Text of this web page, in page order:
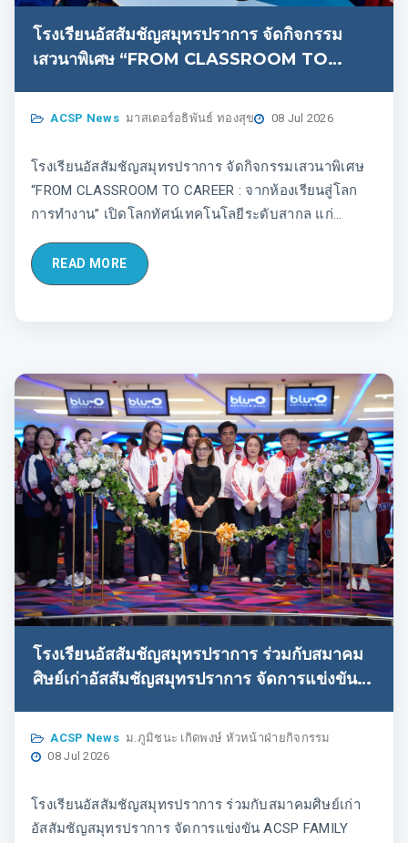
โรงเรียนอัสสัมชัญสมุทรปราการ จัดกิจกรรม
เสวนาพิเศษ “FROM CLASSROOM TO
โลกทัศน์เทคโนโลยีระดับสากล แก่นักเรียนวิชา
อยากมาเล่าให้ฟัง” 🏫❤️
ACSP News มาสเตอร์อธิพันธ์ ทองสุข 08 Jul 2026
โรงเรียนอัสสัมชัญสมุทรปราการ จัดกิจกรรมเสวนาพิเศษ
“FROM CLASSROOM TO CAREER : จากห้องเรียนสู่โลก
การทำงาน” เปิดโลกทัศน์เทคโนโลยีระดับสากล แก่
อยากมาเล่าให้ฟัง” 🏫❤️
READ MORE
โรงเรียนอัสสัมชัญสมุทรปราการ ร่วมกับสมาคม
ศิษย์เก่าอัสสัมชัญสมุทรปราการ จัดการแข่งขัน
Rhythm & Bowl @ Mega Bangna รอบการ
แข่งขันของนักเรียนEP ทุกระดับชั้น
ACSP News ม.ภูมิชนะ เกิดพงษ์ หัวหน้าฝ่ายกิจกรรม
08 Jul 2026
โรงเรียนอัสสัมชัญสมุทรปราการ ร่วมกับสมาคมศิษย์เก่า
อัสสัมชัญสมุทรปราการ จัดการแข่งขัน ACSP FAMILY